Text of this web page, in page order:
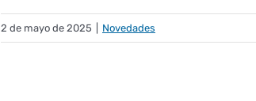
2 de mayo de 2025 Novedades